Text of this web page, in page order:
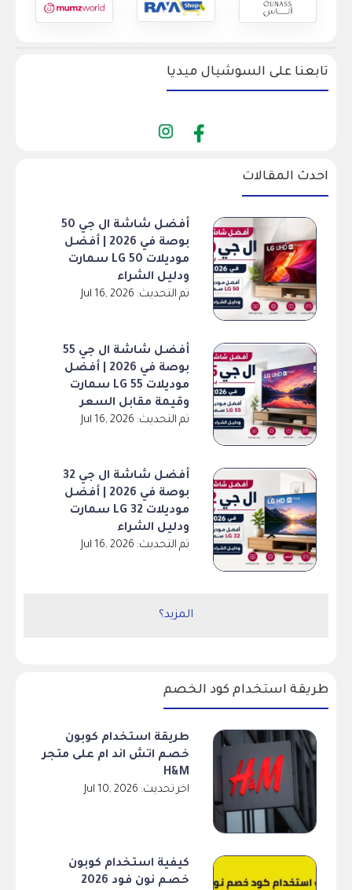
تابعنا على السوشيال ميديا
احدث المقالات
أفضل شاشة ال جي 50
بوصة في 2026 | أفضل
موديلات LG 50 سمارت
ودليل الشراء
تم التحديث: Jul 16, 2026
أفضل شاشة ال جي 55
بوصة في 2026 | أفضل
موديلات LG 55 سمارت
وقيمة مقابل السعر
تم التحديث: Jul 16, 2026
أفضل شاشة ال جي 32
بوصة في 2026 | أفضل
موديلات LG 32 سمارت
ودليل الشراء
تم التحديث: Jul 16, 2026
المزيد؟
طريقة استخدام كود الخصم
طريقة استخدام كوبون
خصم اتش اند ام على متجر
H&M
اخر تحديث: Jul 10, 2026
كيفية استخدام كوبون
خصم نون فود 2026